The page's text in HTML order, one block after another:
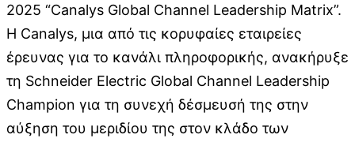
2025 “Canalys Global Channel Leadership Matrix”.
Η Canalys, μια από τις κορυφαίες εταιρείες
έρευνας για το κανάλι πληροφορικής, ανακήρυξε
τη Schneider Electric Global Channel Leadership
Champion για τη συνεχή δέσμευσή της στην
αύξηση του μεριδίου της στον κλάδο των